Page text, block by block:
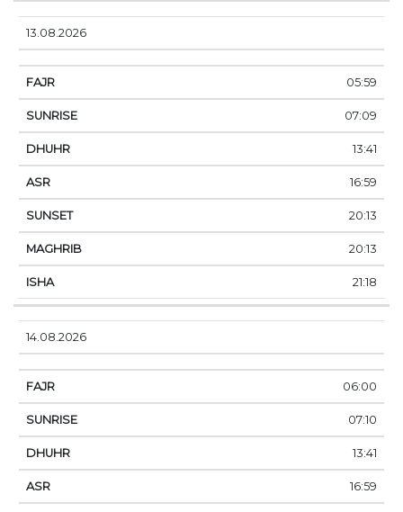
13.08.2026
05:59
07:09
13:41
16:59
20:13
20:13
21:18
14.08.2026
06:00
07:10
13:41
16:59